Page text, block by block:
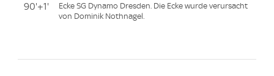
90'+1'
Ecke SG Dynamo Dresden. Die Ecke wurde verursacht
von Dominik Nothnagel.